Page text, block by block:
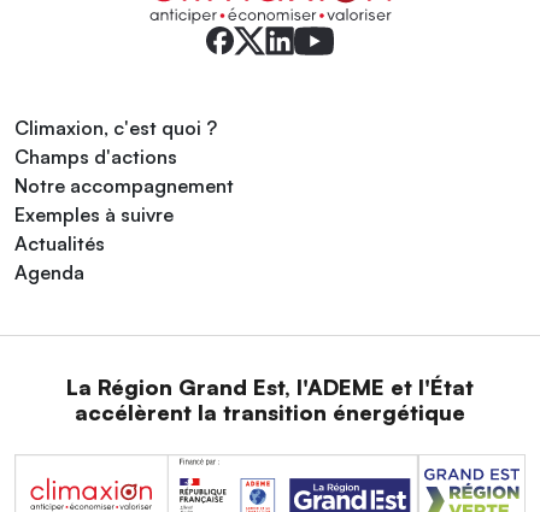
Climaxion, c'est quoi ?
Champs d'actions
Notre accompagnement
Exemples à suivre
Actualités
Agenda
La Région Grand Est, l'ADEME et l'État
accélèrent la transition énergétique